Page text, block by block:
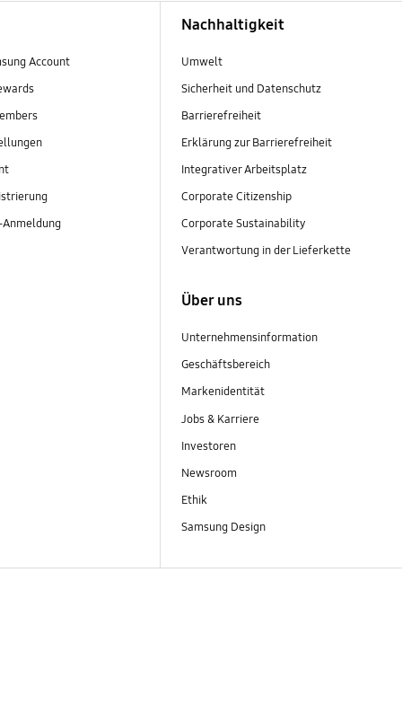
Account
Nachhaltigkeit
Umwelt
Sicherheit und Datenschutz
Barrierefreiheit
Erklärung zur Barrierefreiheit
Integrativer Arbeitsplatz
Corporate Citizenship
Corporate Sustainability
Verantwortung in der Lieferkette
Über uns
Unternehmensinformation
Geschäftsbereich
Markenidentität
Jobs & Karriere
Investoren
Newsroom
Ethik
Samsung Design